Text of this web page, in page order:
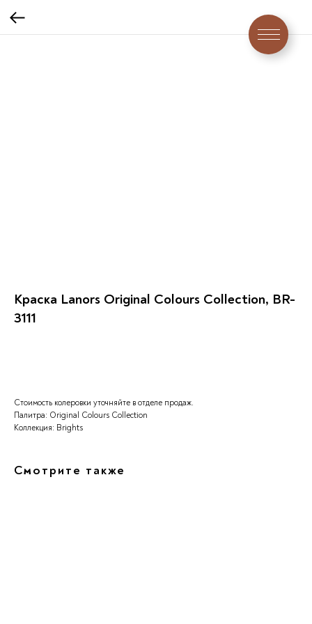
Краска Lanors Original Colours Collection, BR-
3111
Стоимость колеровки уточняйте в отделе продаж.
Палитра: Original Colours Collection
Коллекция: Brights
Смотрите также